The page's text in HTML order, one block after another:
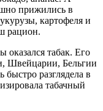
прижились в
картофеля и
рацион.
оказался табак. Его
Швейцарии, Бельгии
быстро разглядела в
табачный